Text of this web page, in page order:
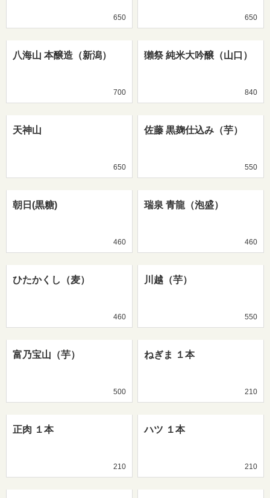
650 650
八海山 本醸造（新潟）
700
獺祭 純米大吟醸（山口）
840
天神山
650
佐藤 黒麹仕込み（芋）
550
朝日(黒糖)
460
瑞泉 青龍（泡盛）
460
ひたかくし（麦）
460
川越（芋）
550
富乃宝山（芋）
500
ねぎま １本
210
正肉 １本
210
ハツ １本
210